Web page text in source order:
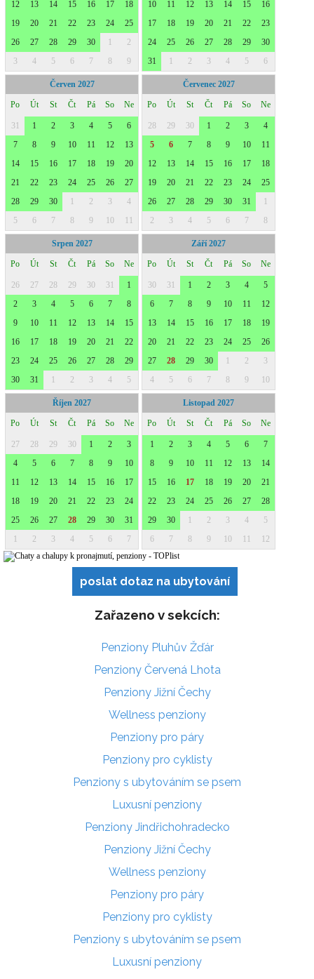
poslat dotaz na ubytování
Zařazeno v sekcích:
Penziony Pluhův Žďár
Penziony Červená Lhota
Penziony Jižní Čechy
Wellness penziony
Penziony pro páry
Penziony pro cyklisty
Penziony s ubytováním se psem
Luxusní penziony
Penziony Jindřichohradecko
Penziony Jižní Čechy
Wellness penziony
Penziony pro páry
Penziony pro cyklisty
Penziony s ubytováním se psem
Luxusní penziony